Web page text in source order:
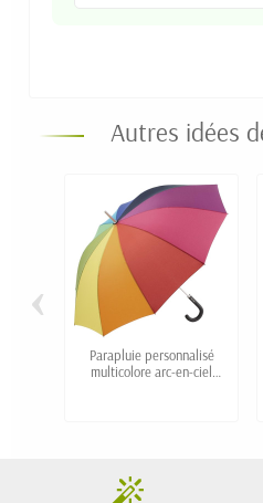
Autres idées
Parapluie personnalisé
multicolore arc-en-ciel
‹